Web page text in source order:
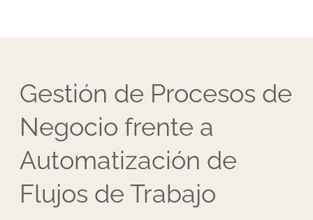
Gestión de Procesos de
Negocio frente a
Automatización de
Flujos de Trabajo